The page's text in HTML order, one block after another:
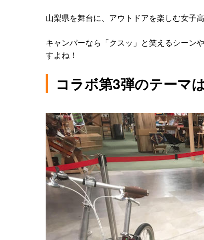
山梨県を舞台に、アウトドアを楽しむ女子
キャンパーなら「クスッ」と笑えるシーン
すよね！
コラボ第3弾のテーマ